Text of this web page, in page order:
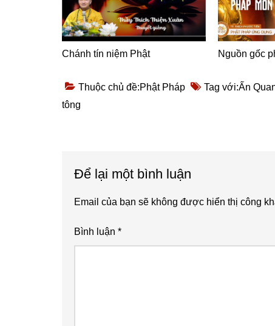
Chánh tín niệm Phật Nguồn gốc
Thuộc chủ đề:Phật Pháp Tag với:Ấn
tông
Interactions
Để lại một bình luận
Email của bạn sẽ không được hiển thị công
Bình luận *